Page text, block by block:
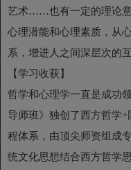
艺术……也有一定的理论
心理潜能和心理素质，从
系，增进人之间深层次的
【学习收获】
哲学和心理学一直是成功
导师班》独创了西方哲学
程体系，由顶尖师资组成
统文化思想结合西方哲学